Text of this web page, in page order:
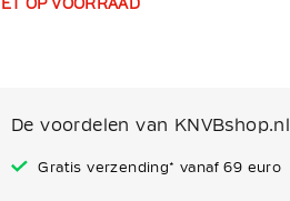
De voordelen van KNVBshop.nl
Gratis verzending* vanaf 69 euro